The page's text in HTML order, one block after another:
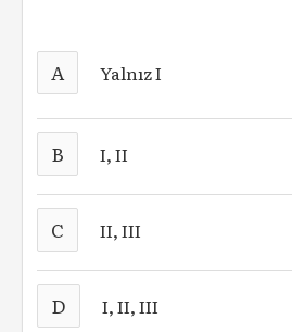
A Yalnız I
B I, II
C II, III
D I, II, III